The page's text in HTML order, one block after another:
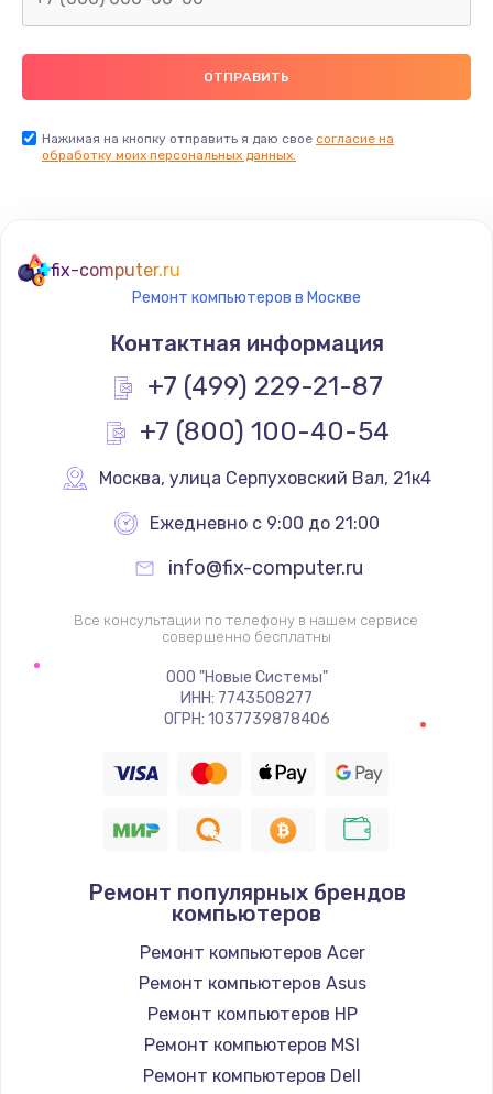
Восстановление данных
Заказать
Восстановление после попадания влаги
1700 руб.
Заказать
Замена заднего стекла
2500 руб.
Заказать
Ремонт FaceID
Заказать
Замена стекла камеры
2000 руб.
Заказать
Замена задней крышки
Заказать
Замена GPS-модуля
1700 руб.
Заказать
Замена кнопки Home
Нажимая на кнопку отправить я даю свое согласие на
обработку моих персональных данных.
fix-computer.ru
Ремонт компьютеров в Москве
Контактная информация
+7 (499) 229-21-87
+7 (800) 100-40-54
Москва, улица Серпуховский Вал, 21к4
Ежедневно с 9:00 до 21:00
info@fix-computer.ru
Все консультации по телефону в нашем сервисе
совершенно бесплатны
ООО "Новые Системы"
ИНН: 7743508277
ОГРН: 1037739878406
Ремонт популярных брендов
компьютеров
Ремонт компьютеров Acer
Ремонт компьютеров Asus
Ремонт компьютеров HP
Ремонт компьютеров MSI
Ремонт компьютеров Dell